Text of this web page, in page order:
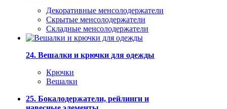
Декоративные менсолодержатели
Скрытые менсолодержатели
Складные менсолодержатели
24. Вешалки и крючки для одежды
Крючки
Вешалки
25. Бокалодержатели, рейлинги и